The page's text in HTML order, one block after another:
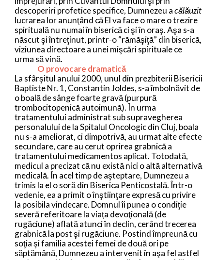
descoperiri profetice specifice, Dumnezeu acălăuzit
lucrarea lor anunţând că El va face o mare o trezire
spirituală nu numai în biserică ci şi în oraş.Aşa s-a
născut şi întreţinut, printr-o “rămăşiţă” din biserică,
viziunea directoare a unei mişcări spirituale ce
urma să vină.
O provocare dramatică
La sfârşitul anului 2000, unul din prezbiterii Bisericii
Baptiste Nr. 1, Constantin Joldes, s-a îmbolnăvit de
o boală de sânge foarte gravă (purpură
trombocitopenică autoimună). În urma
tratamentului administrat sub supravegherea
personalului de la Spitalul Oncologic din Cluj, boala
nu s-a ameliorat, ci dimpotrivă, au urmat alte efecte
secundare, care au cerut oprirea grabnică a
tratamentului medicamentos aplicat. Totodată,
medicul a precizat că nu există nici o altă alternativă
medicală. În acel timp de aşteptare, Dumnezeu a
trimis la el o soră din Biserica Penticostală. Într-o
vedenie, ea a primit o înştiinţare expresă cu privire
la posibila vindecare. Domnul îi punea o condiţie
severă referitoare la viaţa devoţională (de
rugăciune) aflată atunci în declin, cerând trecerea
grabnică la post şi rugăciune. Postind împreună cu
soţia şi familia acestei femei de două ori pe
săptămână, Dumnezeu a intervenit în aşa fel astfel